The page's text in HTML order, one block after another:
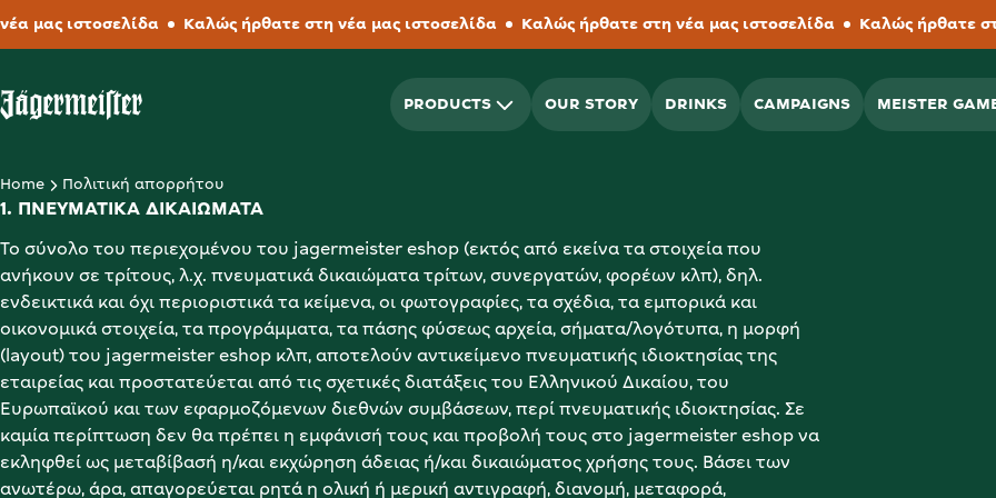
ιστοσελίδα Καλώς ήρθατε στη νέα μας ιστοσελίδα Καλώς ήρθατε στη νέα μας ιστοσελίδα Καλώς ήρθατε στη
PRODUCTS OUR STORY DRINKS CAMPAIGNS MEISTER
Home Πολιτική απορρήτου
1. ΠΝΕΥΜΑΤΙΚΑ ΔΙΚΑΙΩΜΑΤΑ
Το σύνολο του περιεχομένου του jagermeister eshop (εκτός από εκείνα τα στοιχεία που
ανήκουν σε τρίτους, λ.χ. πνευματικά δικαιώματα τρίτων, συνεργατών, φορέων κλπ), δηλ.
ενδεικτικά και όχι περιοριστικά τα κείμενα, οι φωτογραφίες, τα σχέδια, τα εμπορικά και
οικονομικά στοιχεία, τα προγράμματα, τα πάσης φύσεως αρχεία, σήματα/λογότυπα, η μορφή
(layout) του jagermeister eshop κλπ, αποτελούν αντικείμενο πνευματικής ιδιοκτησίας της
εταιρείας και προστατεύεται από τις σχετικές διατάξεις του Ελληνικού Δικαίου, του
Ευρωπαϊκού και των εφαρμοζόμενων διεθνών συμβάσεων, περί πνευματικής ιδιοκτησίας. Σε
καμία περίπτωση δεν θα πρέπει η εμφάνισή τους και προβολή τους στο jagermeister eshop να
εκληφθεί ως μεταβίβασή η/και εκχώρηση άδειας ή/και δικαιώματος χρήσης τους. Βάσει των
ανωτέρω, άρα, απαγορεύεται ρητά η ολική ή μερική αντιγραφή, διανομή, μεταφορά,